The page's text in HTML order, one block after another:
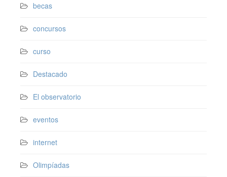
becas
concursos
curso
Destacado
El observatorio
eventos
internet
Olimpíadas